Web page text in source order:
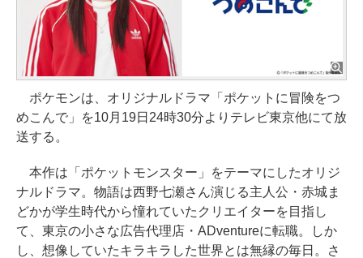
ポケモンは、オリジナルドラマ「ポケットに冒険をつ
めこんで」を10月19日24時30分よりテレビ東京他にて放
送する。
本作は「ポケットモンスター」をテーマにしたオリジ
ナルドラマ。物語は西野七瀬さん演じる主人公・赤城ま
どかが学生時代から憧れていたクリエイターを目指し
て、東京の小さな広告代理店・ADventureに転職。しか
し、想像していたキラキラした世界とは無縁の毎日。さ